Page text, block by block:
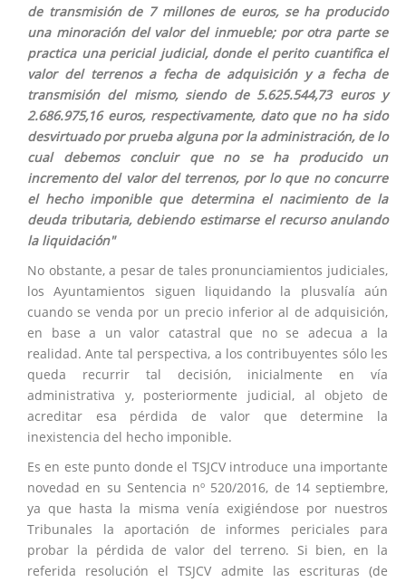
de transmisión de 7 millones de euros, se ha producido
una minoración del valor del inmueble; por otra parte se
practica una pericial judicial, donde el perito cuantifica el
valor del terrenos a fecha de adquisición y a fecha de
transmisión del mismo, siendo de 5.625.544,73 euros y
2.686.975,16 euros, respectivamente, dato que no ha sido
desvirtuado por prueba alguna por la administración, de lo
cual debemos concluir que no se ha producido un
incremento del valor del terrenos, por lo que no concurre
el hecho imponible que determina el nacimiento de la
deuda tributaria, debiendo estimarse el recurso anulando
la liquidación"
No obstante, a pesar de tales pronunciamientos judiciales,
los Ayuntamientos siguen liquidando la plusvalía aún
cuando se venda por un precio inferior al de adquisición,
en base a un valor catastral que no se adecua a la
realidad. Ante tal perspectiva, a los contribuyentes sólo les
queda recurrir tal decisión, inicialmente en vía
administrativa y, posteriormente judicial, al objeto de
acreditar esa pérdida de valor que determine la
inexistencia del hecho imponible.
Es en este punto donde el TSJCV introduce una importante
novedad en su Sentencia nº 520/2016, de 14 septiembre,
ya que hasta la misma venía exigiéndose por nuestros
Tribunales la aportación de informes periciales para
probar la pérdida de valor del terreno. Si bien, en la
referida resolución el TSJCV admite las escrituras (de